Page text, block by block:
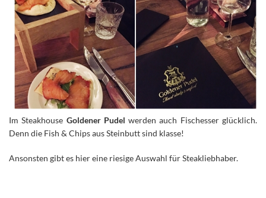
Im Steakhouse Goldener Pudel werden auch Fischesser glücklich.
Denn die Fish & Chips aus Steinbutt sind klasse!
Ansonsten gibt es hier eine riesige Auswahl für Steakliebhaber.